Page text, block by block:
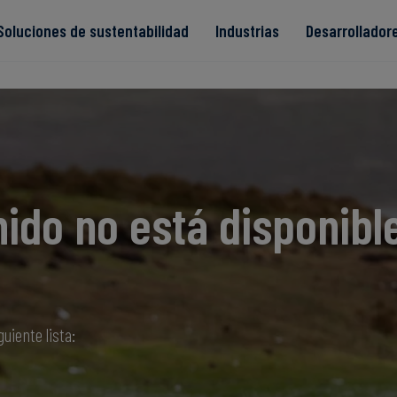
de sustentabilidad Industrias
Read more
Read more
Read more
Read more
Read more
no está
lista: